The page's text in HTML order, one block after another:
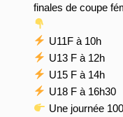
finales de coupe
U11F à 10h
U13 F à 12h
U15 F à 14h
U18 F à 16h30
Une journée